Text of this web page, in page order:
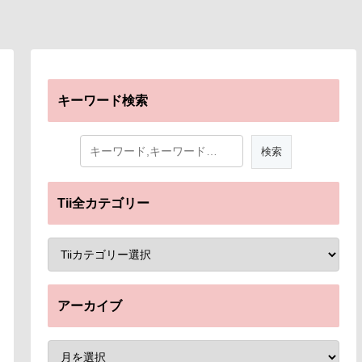
キーワード検索
Tii全カテゴリー
アーカイブ